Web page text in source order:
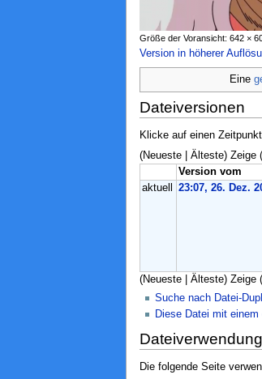
Größe der Voransicht: 642 ×
Version in höherer
Eine
Dateiversionen
Klicke auf einen
(Neueste | Älteste) Zeige
Version vom
aktuell
23:07, 26. Dez.
(Neueste | Älteste) Zeige
Suche nach Datei-
Diese Datei mit
Die folgende Seite